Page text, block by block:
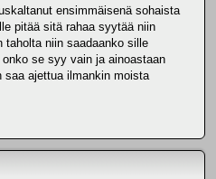
ensimmäisenä sohaista
pitää sitä rahaa syytää niin
taholta niin saadaanko sille
se syy vain ja ainoastaan
ajettua ilmankin moista